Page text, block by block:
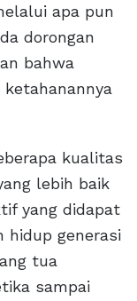
apa pun
dorongan
bahwa
kualitas
lebih baik
yang didapat
hidup generasi
tua
sampai